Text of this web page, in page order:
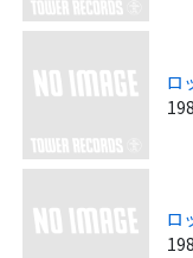
ロ
ロ